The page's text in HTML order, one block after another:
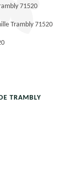
71520
Trambly 71520
TRAMBLY